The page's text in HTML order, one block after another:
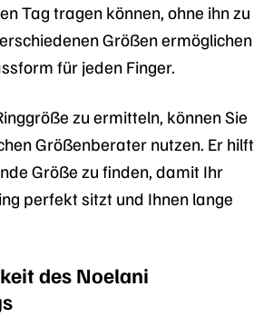
Tag tragen können, ohne ihn zu
Größen ermöglichen
für jeden Finger.
zu ermitteln, können Sie
Größenberater nutzen. Er hilft
Größe zu finden, damit Ihr
perfekt sitzt und Ihnen lange
des Noelani